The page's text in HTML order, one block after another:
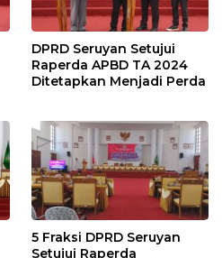
DPRD Seruyan Setujui
Raperda APBD TA 2024
Ditetapkan Menjadi Perda
5 Fraksi DPRD Seruyan
Setujui Raperda